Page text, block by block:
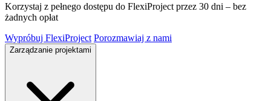
Korzystaj z pełnego dostępu do FlexiProject przez 30 dni – bez
żadnych opłat
Wypróbuj FlexiProject Porozmawiaj z nami
Zarządzanie projektami